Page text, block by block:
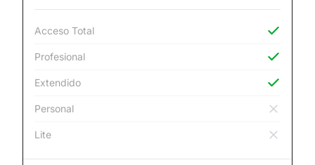
Acceso Total
Profesional
Extendido
Personal
Lite